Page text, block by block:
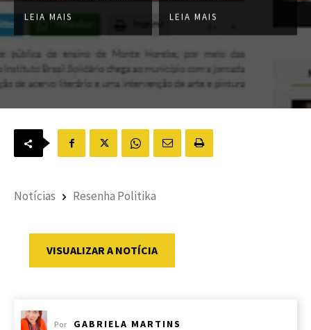
LEIA MAIS LEIA MAIS
Notícias Resenha Politika
VISUALIZAR A NOTÍCIA
Por GABRIELA MARTINS